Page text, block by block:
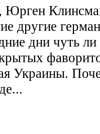
Юрген
другие
дни чуть
Украины.